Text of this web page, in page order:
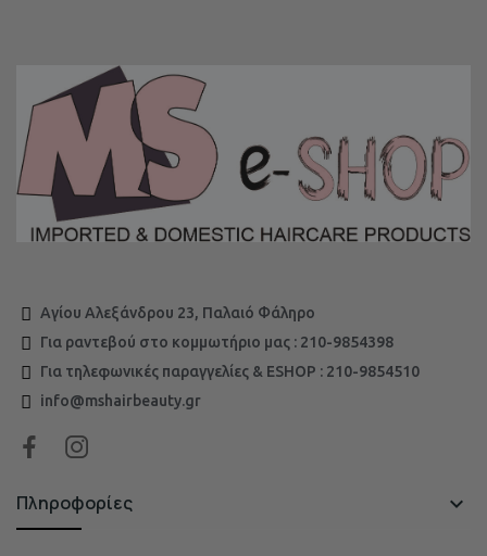
Αγίου Αλεξάνδρου 23, Παλαιό Φάληρο
Για ραντεβού στο κομμωτήριο μας : 210-9854398
Για τηλεφωνικές παραγγελίες & ESHOP : 210-9854510
info@mshairbeauty.gr
Πληροφορίες 